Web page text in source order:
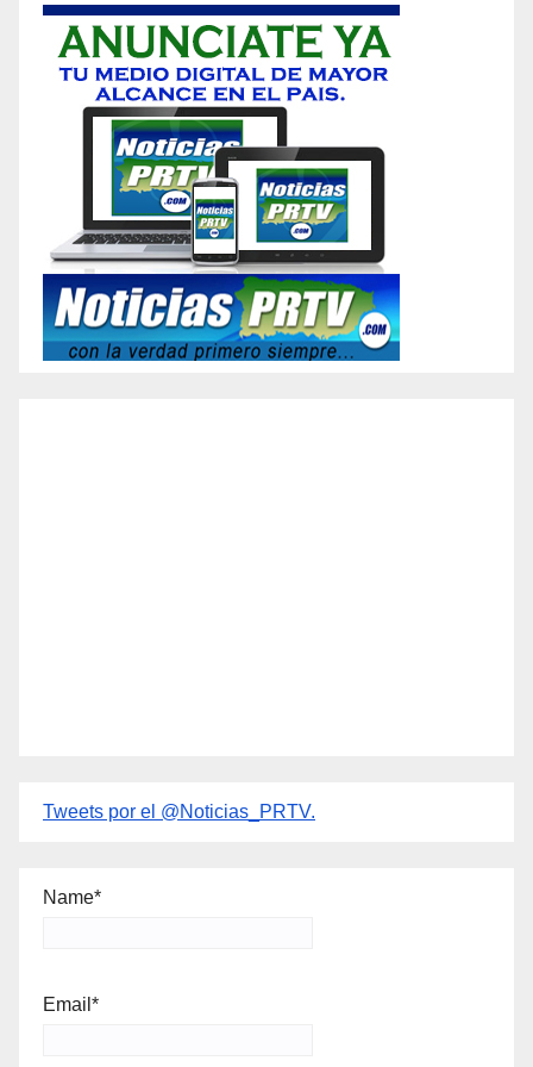
Tweets por el @Noticias_PRTV.
Name*
Email*